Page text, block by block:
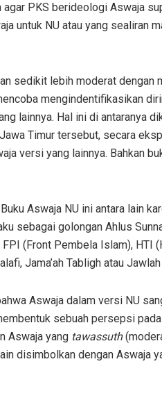
agar PKS berideologi Aswaja
untuk NU atau yang sealiran
sedikit lebih moderat dengan
mengindentifikasikan
lainnya. Hal ini di antaranya
Timur tersebut, secara
versi yang lainnya. Bahkan
Aswaja NU ini antara lain
sebagai golongan Ahlus
(Front Pembela Islam), HTI
Jama’ah Tabligh atau
Aswaja dalam versi NU
sebuah persepsi
Aswaja yang tawassuth
disimbolkan dengan Aswaja